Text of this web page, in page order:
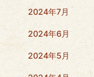
2024年7月
2024年6月
2024年5月